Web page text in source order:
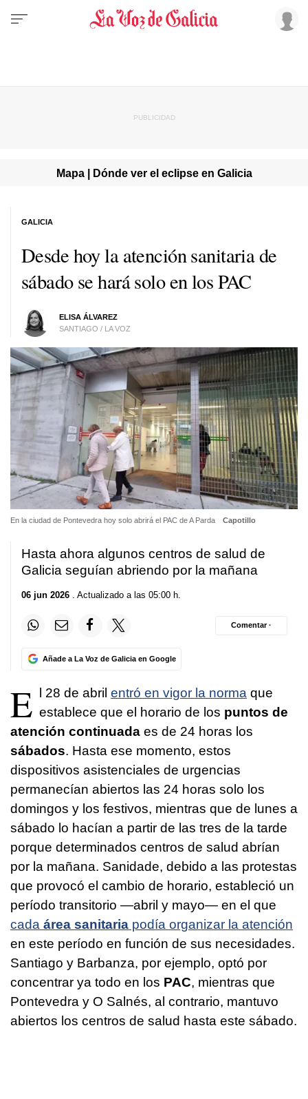
Mapa | Dónde ver el eclipse en Galicia
Desde hoy la atención sanitaria de
sábado se hará solo en los PAC
ELISA ÁLVAREZ
SANTIAGO / LA VOZ
GALICIA
En la ciudad de Pontevedra hoy solo abrirá el PAC de A Parda Capotillo
Hasta ahora algunos centros de salud de
Galicia seguían abriendo por la mañana
06 jun 2026 . Actualizado a las 05:00 h.
Añade a La Voz de Galicia en Google
Comentar ·
E l 28 de abril entró en vigor la norma que
establece que el horario de los puntos de
atención continuada es de 24 horas los
sábados. Hasta ese momento, estos
dispositivos asistenciales de urgencias
permanecían abiertos las 24 horas solo los
domingos y los festivos, mientras que de lunes a
sábado lo hacían a partir de las tres de la tarde
porque determinados centros de salud abrían
por la mañana. Sanidade, debido a las protestas
que provocó el cambio de horario, estableció un
período transitorio —abril y mayo— en el que
cada área sanitaria podía organizar la atención
en este período en función de sus necesidades.
Santiago y Barbanza, por ejemplo, optó por
concentrar ya todo en los PAC, mientras que
Pontevedra y O Salnés, al contrario, mantuvo
abiertos los centros de salud hasta este sábado.